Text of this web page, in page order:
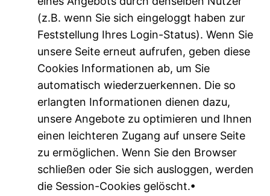
(z.B. wenn Sie sich eingeloggt haben zur
Feststellung Ihres Login-Status). Wenn Sie
unsere Seite erneut aufrufen, geben diese
Cookies Informationen ab, um Sie
automatisch wiederzuerkennen. Die so
erlangten Informationen dienen dazu,
unsere Angebote zu optimieren und Ihnen
einen leichteren Zugang auf unsere Seite
zu ermöglichen. Wenn Sie den Browser
schließen oder Sie sich ausloggen, werden
die Session-Cookies gelöscht.•